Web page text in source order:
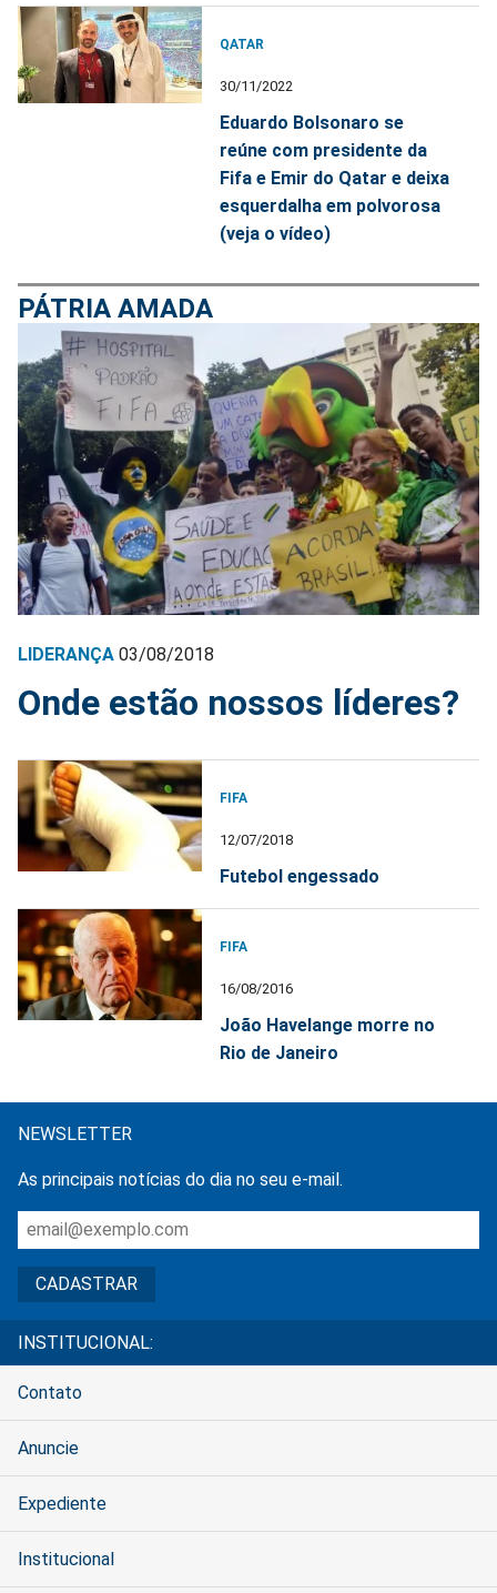
QATAR
30/11/2022
Eduardo Bolsonaro se
reúne com presidente da
Fifa e Emir do Qatar e deixa
esquerdalha em polvorosa
(veja o vídeo)
PÁTRIA AMADA
LIDERANÇA 03/08/2018
Onde estão nossos líderes?
FIFA
12/07/2018
Futebol engessado
FIFA
16/08/2016
João Havelange morre no
Rio de Janeiro
NEWSLETTER
As principais notícias do dia no seu e-mail.
INSTITUCIONAL:
Contato
Anuncie
Expediente
Institucional